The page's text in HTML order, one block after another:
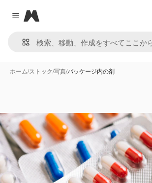
Close menu
Magnific
ホーム/ストック/写真/パッケージ内の剤